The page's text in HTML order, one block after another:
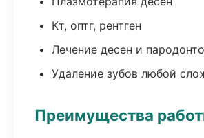
Кт, оптг, рентген
Лечение десен и
Удаление зубов любой
Преимущества